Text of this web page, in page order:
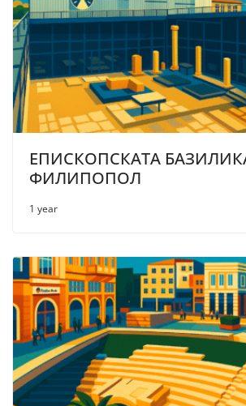
ЕПИСКОПСКАТА
ФИЛИПОПОЛ
1 year